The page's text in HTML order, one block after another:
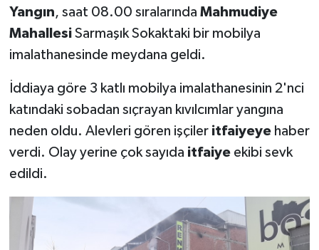
Yangın, saat 08.00 sıralarında Mahmudiye
Mahallesi Sarmaşık Sokaktaki bir mobilya
imalathanesinde meydana geldi.
İddiaya göre 3 katlı mobilya imalathanesinin 2'nci
katındaki sobadan sıçrayan kıvılcımlar yangına
neden oldu. Alevleri gören işçiler itfaiyeye haber
verdi. Olay yerine çok sayıda itfaiye ekibi sevk
edildi.